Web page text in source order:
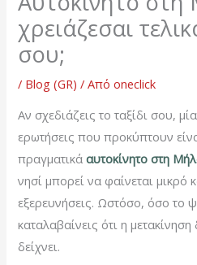
χρειάζεσαι
σου;
/ Blog (GR) / Απόoneclick
Αν σχεδιάζεις το ταξίδι σου,
ερωτήσεις που προκύπτουν
πραγματικάαυτοκίνητο στη
νησί μπορεί να φαίνεται μικρό
εξερευνήσεις. Ωστόσο, όσο το
καταλαβαίνεις ότι η
δείχνει.